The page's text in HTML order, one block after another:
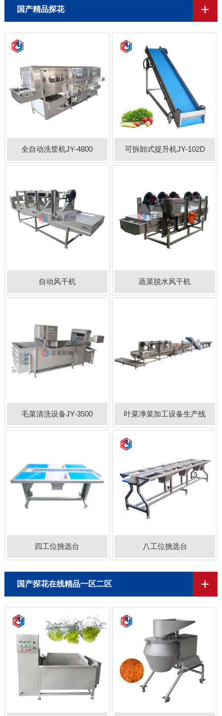
国产精品探花 +
全自动洗筐机JY-4800 可拆卸式提升机JY-102D
自动风干机 蔬菜脱水风干机
毛菜清洗设备JY-3500 叶菜净菜加工设备生产线
四工位挑选台 八工位挑选台
国产探花在线精品一区二区 +